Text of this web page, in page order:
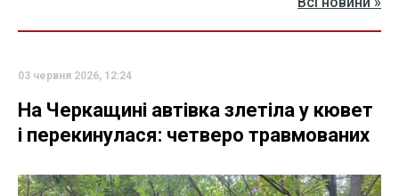
03 червня 2026, 12:24
На Черкащині автівка злетіла у кювет
і перекинулася: четверо травмованих